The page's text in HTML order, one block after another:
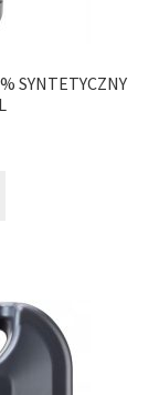
SYNTETYCZNY